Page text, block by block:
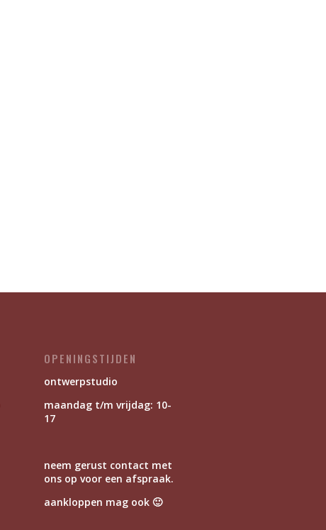
OPENINGSTIJDEN
ontwerpstudio
maandag t/m vrijdag: 10-
17
neem gerust contact met
ons op voor een afspraak.
aankloppen mag ook 🙂